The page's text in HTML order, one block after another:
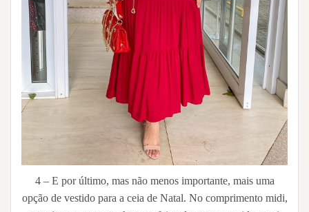
4 – E por último, mas não menos importante, mais uma
opção de vestido para a ceia de Natal. No comprimento midi,